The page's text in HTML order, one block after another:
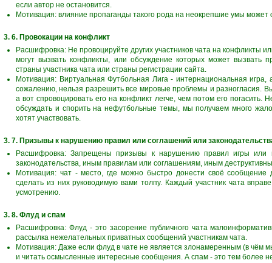
если автор не остановится.
Мотивация: влияние пропаганды такого рода на неокрепшие умы может
3. 6. Провокации на конфликт
Расшифровка: Не провоцируйте других участников чата на конфликты
могут вызвать конфликты, или обсуждение которых может вызвать
страны участника чата или страны регистрации сайта.
Мотивация: Виртуальная Футбольная Лига - интернациональная
сожалению, нельзя разрешить все мировые проблемы и разногласия.
а вот спровоцировать его на конфликт легче, чем потом его погасить.
обсуждать и спорить на нефутбольные темы, мы получаем много
хотят участвовать.
3. 7. Призывы к нарушению правил или соглашений или
Расшифровка: Запрещены призывы к нарушению правил игры
законодательства, иным правилам или соглашениям, иным
Мотивация: чат - место, где можно быстро донести своё сообщение
сделать из них руководимую вами толпу. Каждый участник чата
усмотрению.
3. 8. Флуд и спам
Расшифровка: Флуд - это засорение публичного чата
рассылка нежелательных приватных сообщений участникам чата.
Мотивация: Даже если флуд в чате не является злонамеренным (в чём
и читать осмысленные интересные сообщения. А спам - это тем более не